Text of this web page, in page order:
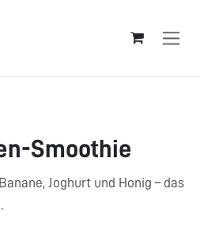
Smoothie
Joghurt und Honig – das